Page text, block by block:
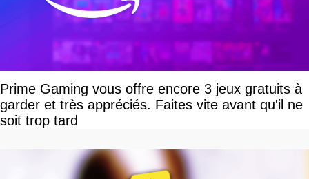
Prime Gaming vous offre encore 3 jeux gratuits à
garder et très appréciés. Faites vite avant qu'il ne
soit trop tard